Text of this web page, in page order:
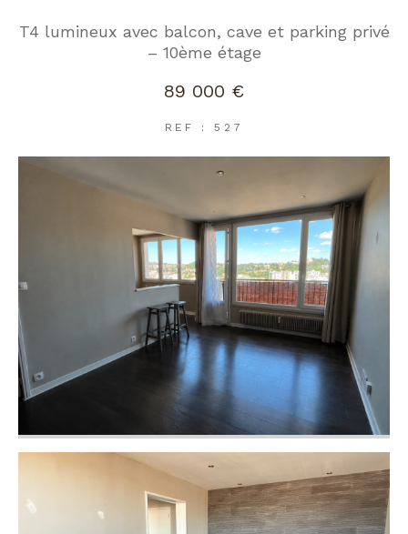
T4 lumineux avec balcon, cave et parking privé
– 10ème étage
89 000 €
REF : 527